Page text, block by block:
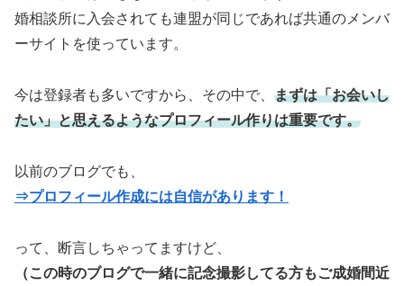
婚相談所に入会されても連盟が同じであれば共通のメンバ
ーサイトを使っています。
今は登録者も多いですから、その中で、 まずは「お会いし
たい」と思えるようなプロフィール作りは重要です。
以前のブログでも、
⇒プロフィール作成には自信があります！
って、断言しちゃってますけど、
（この時のブログで一緒に記念撮影してる方もご成婚間近